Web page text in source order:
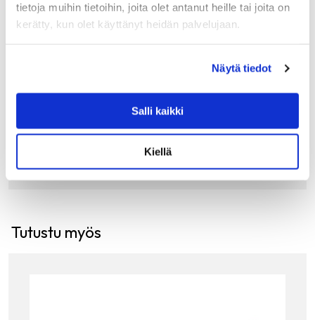
tietoja muihin tietoihin, joita olet antanut heille tai joita on
kerätty, kun olet käyttänyt heidän palvelujaan.
Näytä tiedot
Salli kaikki
Kiellä
GANT FRESNO TYYNYNPÄÄLLINEN, PEACHY
KEEN
Tyynynpäällinen on 2-puoleinen: tiheänpi kalanruoto-
yksityiskohtana sivusaumassa…
69.90€
Tutustu myös